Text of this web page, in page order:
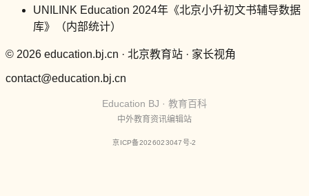
UNILINK Education 2024年《北京小升初文书辅导数据
库》（内部统计）
© 2026 education.bj.cn · 北京教育站 · 家长视角
contact@education.bj.cn
Education BJ · 教育百科
中外教育资讯编辑站
京ICP备2026023047号-2